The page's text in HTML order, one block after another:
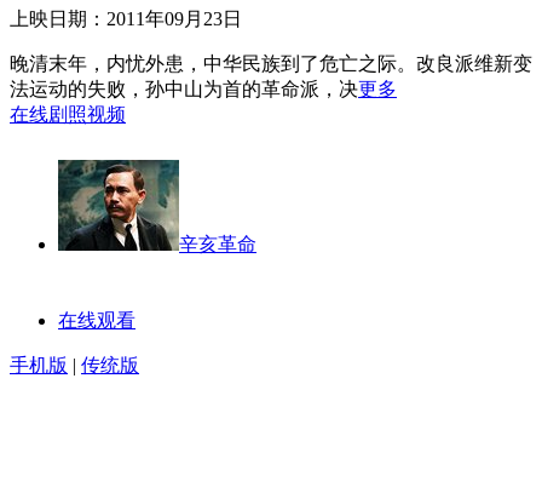
上映日期：2011年09月23日
晚清末年，内忧外患，中华民族到了危亡之际。改良派维新变
法运动的失败，孙中山为首的革命派，决更多
在线剧照视频
辛亥革命
在线观看
手机版 | 传统版